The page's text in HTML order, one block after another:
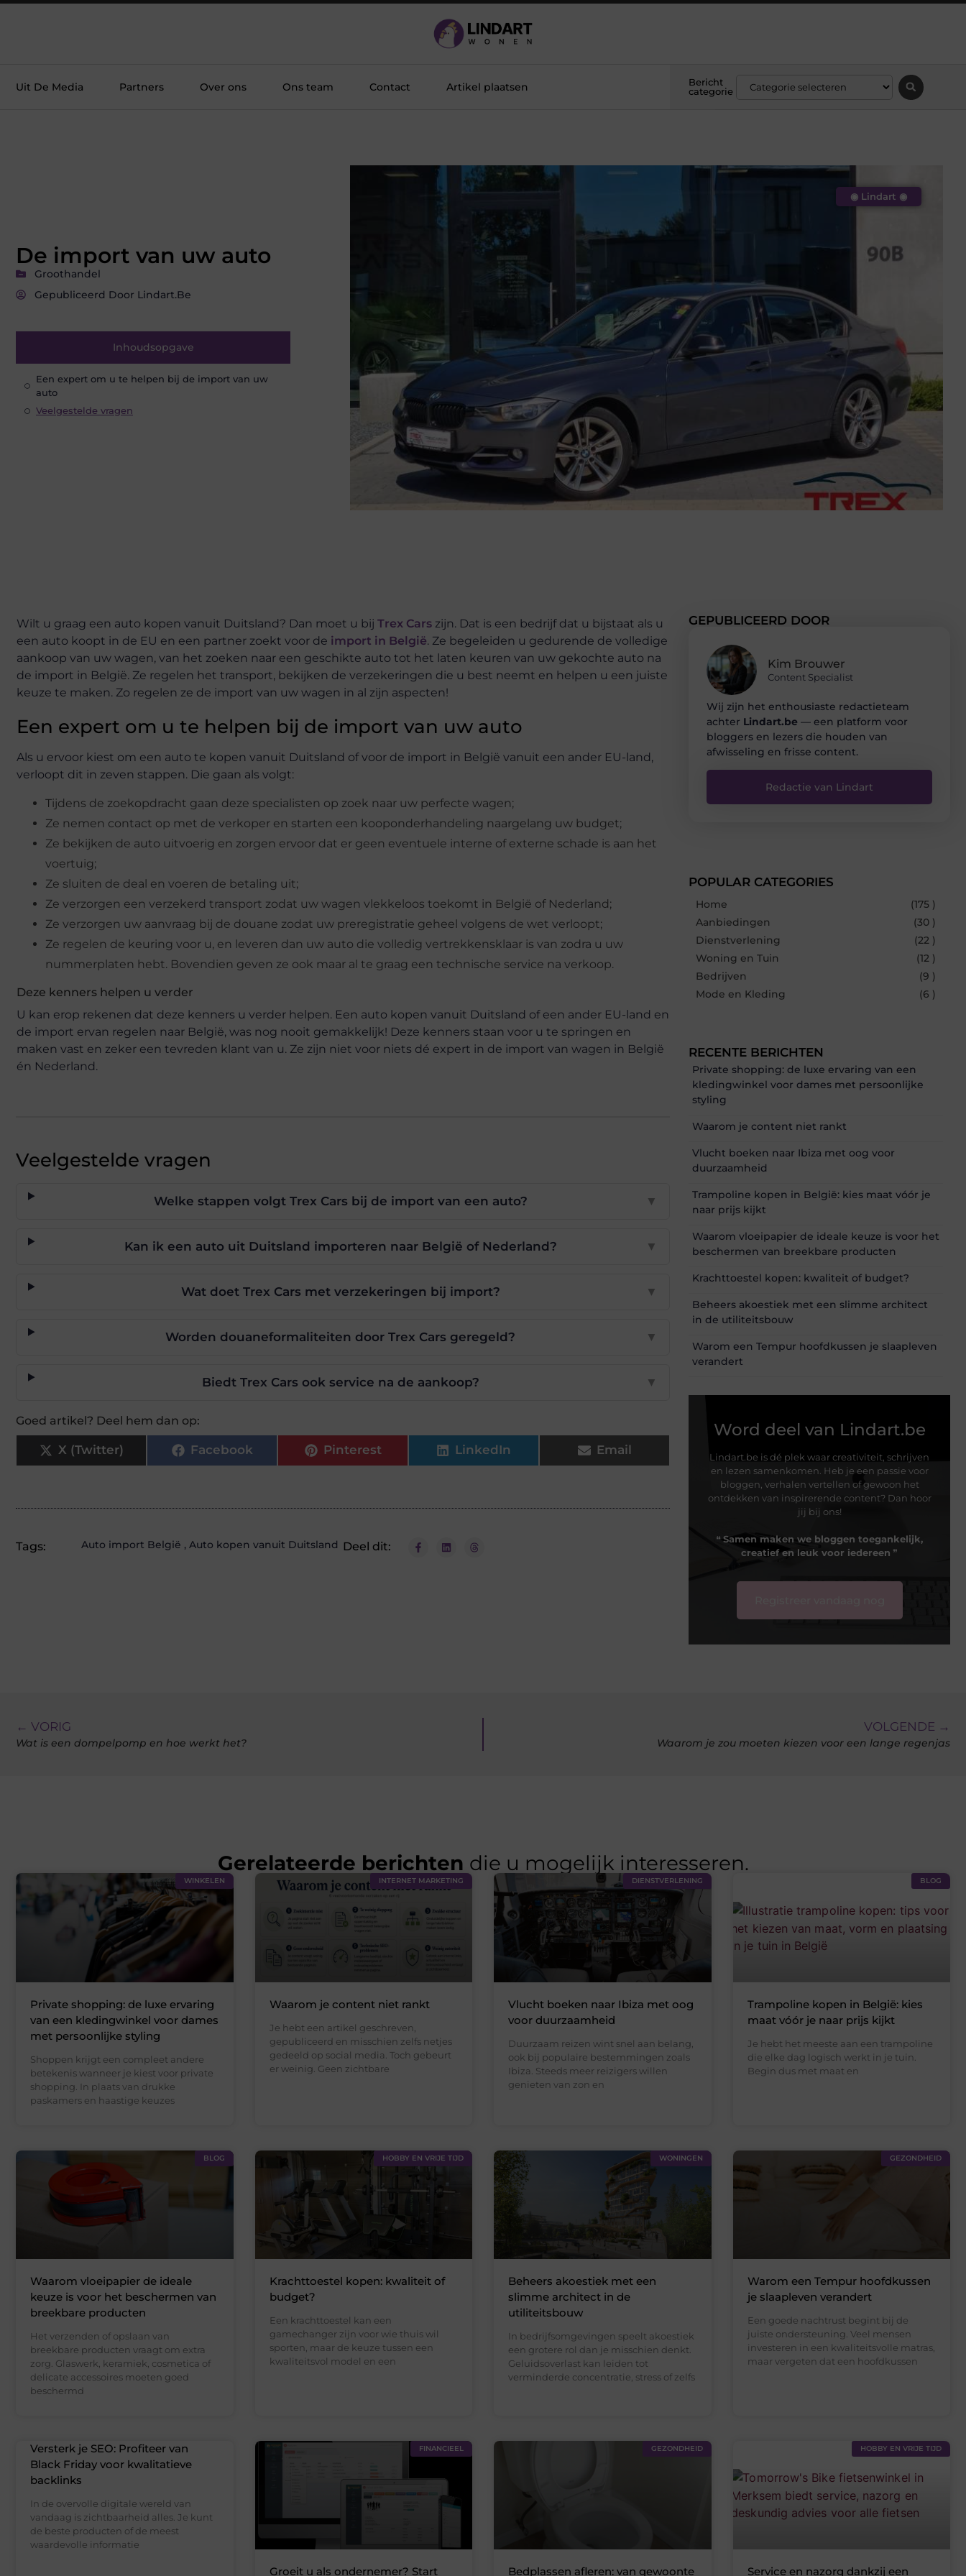
Uit De Media Partners Over ons Ons team Contact Artikel plaatsen
Bericht
categorie
De import van uw auto
Groothandel
Gepubliceerd Door Lindart.be
Inhoudsopgave
Een expert om u te helpen bij de import van uw
auto
Veelgestelde vragen
◉ Lindart ◉
Wilt u graag een auto kopen vanuit Duitsland? Dan moet u bij Trex Cars zijn. Dat is een bedrijf dat u bijstaat als u
een auto koopt in de EU en een partner zoekt voor de import in België. Ze begeleiden u gedurende de volledige
aankoop van uw wagen, van het zoeken naar een geschikte auto tot het laten keuren van uw gekochte auto na
de import in België. Ze regelen het transport, bekijken de verzekeringen die u best neemt en helpen u een juiste
keuze te maken. Zo regelen ze de import van uw wagen in al zijn aspecten!
Een expert om u te helpen bij de import van uw auto
Als u ervoor kiest om een auto te kopen vanuit Duitsland of voor de import in België vanuit een ander EU-land,
verloopt dit in zeven stappen. Die gaan als volgt:
Tijdens de zoekopdracht gaan deze specialisten op zoek naar uw perfecte wagen;
Ze nemen contact op met de verkoper en starten een kooponderhandeling naargelang uw budget;
Ze bekijken de auto uitvoerig en zorgen ervoor dat er geen eventuele interne of externe schade is aan het
voertuig;
Ze sluiten de deal en voeren de betaling uit;
Ze verzorgen een verzekerd transport zodat uw wagen vlekkeloos toekomt in België of Nederland;
Ze verzorgen uw aanvraag bij de douane zodat uw preregistratie geheel volgens de wet verloopt;
Ze regelen de keuring voor u, en leveren dan uw auto die volledig vertrekkensklaar is van zodra u uw
nummerplaten hebt. Bovendien geven ze ook maar al te graag een technische service na verkoop.
Deze kenners helpen u verder
U kan erop rekenen dat deze kenners u verder helpen. Een auto kopen vanuit Duitsland of een ander EU-land en
de import ervan regelen naar België, was nog nooit gemakkelijk! Deze kenners staan voor u te springen en
maken vast en zeker een tevreden klant van u. Ze zijn niet voor niets dé expert in de import van wagen in België
én Nederland.
Veelgestelde vragen
Welke stappen volgt Trex Cars bij de import van een auto? ▼
Kan ik een auto uit Duitsland importeren naar België of Nederland? ▼
Wat doet Trex Cars met verzekeringen bij import? ▼
Worden douaneformaliteiten door Trex Cars geregeld? ▼
Biedt Trex Cars ook service na de aankoop? ▼
Goed artikel? Deel hem dan op:
X (Twitter) Facebook Pinterest LinkedIn Email
Tags: Auto import België , Auto kopen vanuit Duitsland Deel dit:
GEPUBLICEERD DOOR
Kim Brouwer
Content Specialist
Wij zijn het enthousiaste redactieteam
achter Lindart.be — een platform voor
bloggers en lezers die houden van
afwisseling en frisse content.
Redactie van Lindart
POPULAR CATEGORIES
Home
(175 )
Aanbiedingen
(30 )
Dienstverlening
(22 )
Woning en Tuin
(12 )
Bedrijven
(9 )
Mode en Kleding
(6 )
RECENTE BERICHTEN
Private shopping: de luxe ervaring van een
kledingwinkel voor dames met persoonlijke
styling
Waarom je content niet rankt
Vlucht boeken naar Ibiza met oog voor
duurzaamheid
Trampoline kopen in België: kies maat vóór je
naar prijs kijkt
Waarom vloeipapier de ideale keuze is voor het
beschermen van breekbare producten
Krachttoestel kopen: kwaliteit of budget?
Beheers akoestiek met een slimme architect
in de utiliteitsbouw
Warom een Tempur hoofdkussen je slaapleven
verandert
Word deel van Lindart.be
Lindart.be is dé plek waar creativiteit, schrijven
en lezen samenkomen. Heb je een passie voor
bloggen, verhalen vertellen of gewoon het
ontdekken van inspirerende content? Dan hoor
jij bij ons!
❝ Samen maken we bloggen toegankelijk,
creatief en leuk voor iedereen ❞
← VORIG
Wat is een dompelpomp en hoe werkt het?
VOLGENDE →
Waarom je zou moeten kiezen voor een lange regenjas
Gerelateerde berichten die u mogelijk interesseren.
WINKELEN
Private shopping: de luxe ervaring
van een kledingwinkel voor dames
met persoonlijke styling
Shoppen krijgt een compleet andere
betekenis wanneer je kiest voor private
shopping. In plaats van drukke
paskamers en haastige keuzes
INTERNET MARKETING
Waarom je content niet rankt
Je hebt een artikel geschreven,
gepubliceerd en misschien zelfs netjes
gedeeld op social media. Toch gebeurt
er weinig. Geen zichtbare
DIENSTVERLENING
Vlucht boeken naar Ibiza met oog
voor duurzaamheid
Duurzaam reizen wint snel aan belang,
ook bij populaire bestemmingen zoals
Ibiza. Steeds meer reizigers willen
genieten van zon en
BLOG
Trampoline kopen in België: kies
maat vóór je naar prijs kijkt
Je hebt het meeste aan een trampoline
die elke dag logisch werkt in je tuin.
Begin dus met maat en
BLOG
Waarom vloeipapier de ideale
keuze is voor het beschermen van
breekbare producten
Het verzenden of opslaan van
breekbare producten vraagt om extra
zorg. Glaswerk, keramiek, cosmetica of
delicate accessoires moeten goed
beschermd
HOBBY EN VRIJE TIJD
Krachttoestel kopen: kwaliteit of
budget?
Een krachttoestel kan een
gamechanger zijn voor wie thuis wil
sporten, maar de keuze tussen een
kwaliteitsvol model en een
WONINGEN
Beheers akoestiek met een
slimme architect in de
utiliteitsbouw
In bedrijfsomgevingen speelt akoestiek
een grotere rol dan je misschien denkt.
Geluidsoverlast kan leiden tot
verminderde concentratie, stress of zelfs
GEZONDHEID
Warom een Tempur hoofdkussen
je slaapleven verandert
Een goede nachtrust begint bij de
juiste ondersteuning. Veel mensen
investeren in een kwaliteitsvolle matras,
maar vergeten dat een hoofdkussen
Versterk je SEO: Profiteer van
Black Friday voor kwalitatieve
backlinks
In de overvolle digitale wereld van
vandaag is zichtbaarheid alles. Je kunt
de beste producten of de meest
waardevolle informatie
FINANCIEEL
Groeit u als ondernemer? Start
GEZONDHEID
Bedplassen afleren: van gewoonte
HOBBY EN VRIJE TIJD
Service en nazorg dankzij een